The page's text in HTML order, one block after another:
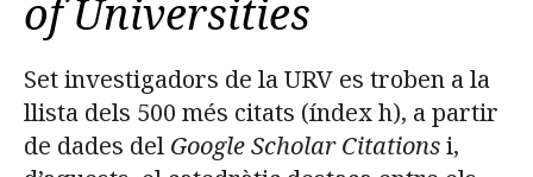
Més categories
of Universities
Set investigadors de la URV es troben a la
llista dels 500 més citats (índex h), a partir
de dades del Google Scholar Citationsi,